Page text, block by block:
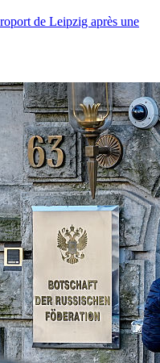
de Leipzig après une